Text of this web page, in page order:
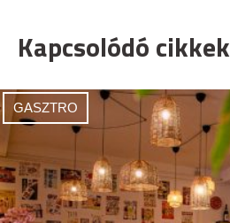
Kapcsolódó cikkek
GASZTRO